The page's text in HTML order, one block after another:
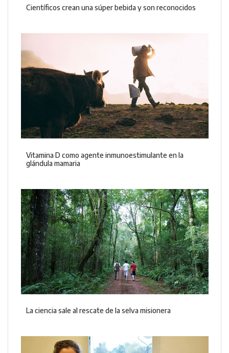
Científicos crean una súper bebida y son reconocidos
Vitamina D como agente inmunoestimulante en la
glándula mamaria
La ciencia sale al rescate de la selva misionera